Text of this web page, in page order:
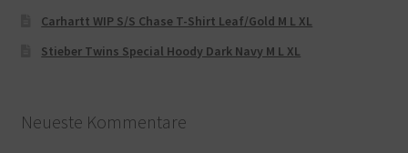
Carhartt WIP S/S Chase T-Shirt Leaf/Gold M L XL
Stieber Twins Special Hoody Dark Navy M L XL
Neueste Kommentare